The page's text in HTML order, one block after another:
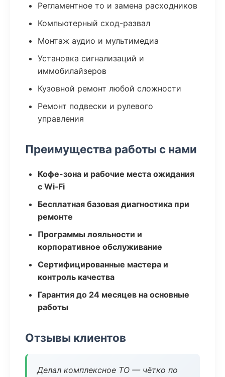
Регламентное то и замена расходников
Компьютерный сход-развал
Монтаж аудио и мультимедиа
Установка сигнализаций и
иммобилайзеров
Кузовной ремонт любой сложности
Ремонт подвески и рулевого
управления
Преимущества работы с нами
Кофе-зона и рабочие места ожидания
с Wi‑Fi
Бесплатная базовая диагностика при
ремонте
Программы лояльности и
корпоративное обслуживание
Сертифицированные мастера и
контроль качества
Гарантия до 24 месяцев на основные
работы
Отзывы клиентов
Делал комплексное ТО — чётко по